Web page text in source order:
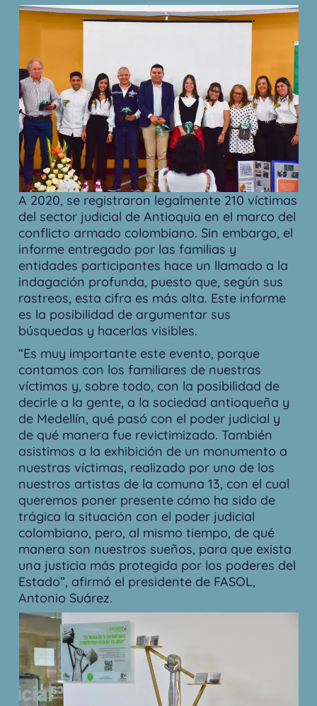
A 2020, se registraron legalmente 210 víctimas
del sector judicial de Antioquia en el marco del
conflicto armado colombiano. Sin embargo, el
informe entregado por las familias y
entidades participantes hace un llamado a la
indagación profunda, puesto que, según sus
rastreos, esta cifra es más alta. Este informe
es la posibilidad de argumentar sus
búsquedas y hacerlas visibles.
“Es muy importante este evento, porque
contamos con los familiares de nuestras
víctimas y, sobre todo, con la posibilidad de
decirle a la gente, a la sociedad antioqueña y
de Medellín, qué pasó con el poder judicial y
de qué manera fue revictimizado. También
asistimos a la exhibición de un monumento a
nuestras víctimas, realizado por uno de los
nuestros artistas de la comuna 13, con el cual
queremos poner presente cómo ha sido de
trágica la situación con el poder judicial
colombiano, pero, al mismo tiempo, de qué
manera son nuestros sueños, para que exista
una justicia más protegida por los poderes del
Estado”, afirmó el presidente de FASOL,
Antonio Suárez.